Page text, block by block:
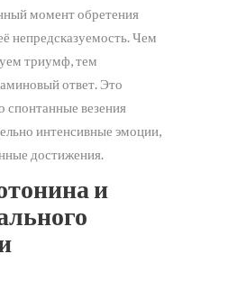
момент обретения
непредсказуемость. Чем
триумф, тем
ответ. Это
спонтанные везения
интенсивные эмоции,
достижения.
и